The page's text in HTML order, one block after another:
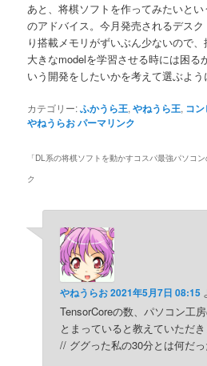
あと、将棋ソフトを作ってみたいと
のアドバイス。今月発売されるデス
り搭載メモリがずいぶん少ないので、
大きなmodelを学習させる時には困る
いう開発をしたいかを考えて選ぶよう
カテゴリー:ふかうら王,やねうら王, コ
やねうらおパーマリンク
「DL系の将棋ソフトを動かすコスパ最強パソコ
ク
やねうらお2021年5月7日 08:15
TensorCoreの数、パソコン工
とまっていると教えていただき
// ググった私の30分とは何だっ